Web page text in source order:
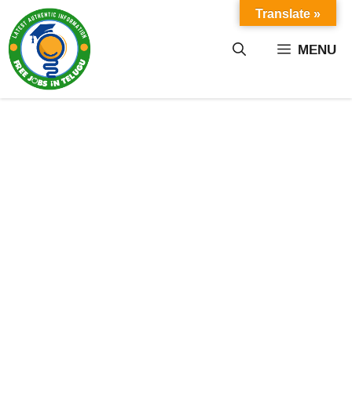
content MENU
Translate »